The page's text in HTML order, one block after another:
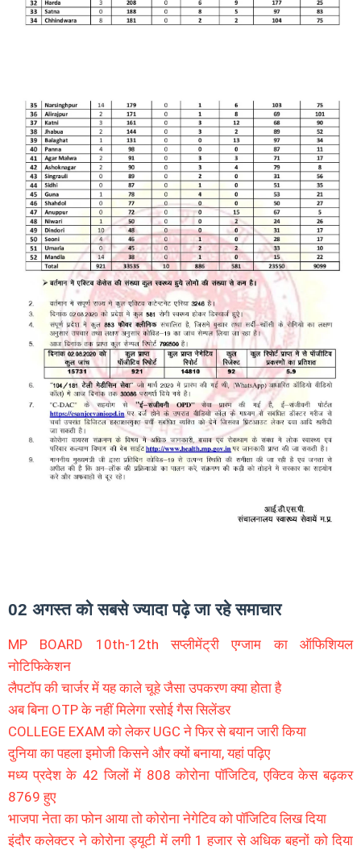
02 अगस्त को सबसे ज्यादा पढ़े जा रहे समाचार
MP BOARD 10th-12th सप्लीमेंट्री एग्जाम का ऑफिशियल
नोटिफिकेशन
लैपटॉप की चार्जर में यह काले चूहे जैसा उपकरण क्या होता है
अब बिना OTP के नहीं मिलेगा रसोई गैस सिलेंडर
COLLEGE EXAM को लेकर UGC ने फिर से बयान जारी किया
दुनिया का पहला इमोजी किसने और क्यों बनाया, यहां पढ़िए
मध्य प्रदेश के 42 जिलों में 808 कोरोना पॉजिटिव, एक्टिव केस बढ़कर
8769 हुए
भाजपा नेता का फोन आया तो कोरोना नेगेटिव को पॉजिटिव लिख दिया
इंदौर कलेक्टर ने कोरोना ड्यूटी में लगी 1 हजार से अधिक बहनों को दिया